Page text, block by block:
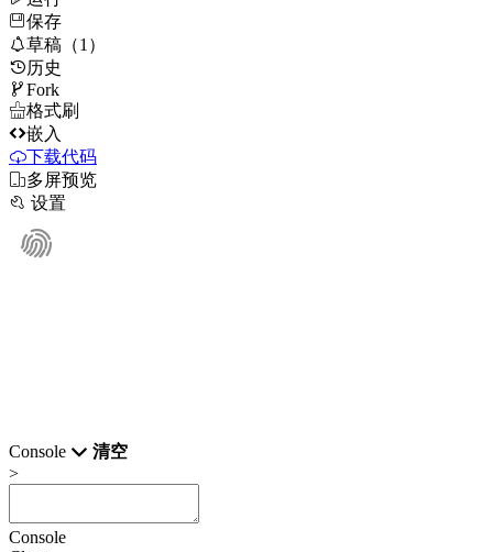
保存
草稿（1）
历史
Fork
格式刷
嵌入
下载代码
多屏预览
 设置
Console
清空
>
Console